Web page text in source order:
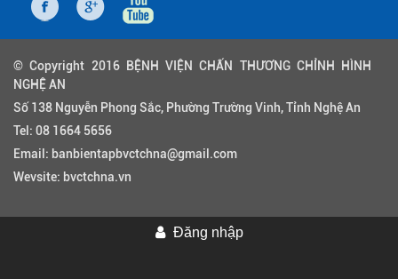
© Copyright 2016 BỆNH VIỆN CHẤN THƯƠNG CHỈNH HÌNH
NGHỆ AN
Số 138 Nguyễn Phong Sắc, Phường Trường Vinh, Tỉnh Nghệ An
Tel: 08 1664 5656
Email: banbientapbvctchna@gmail.com
Wevsite: bvctchna.vn
Đăng nhập